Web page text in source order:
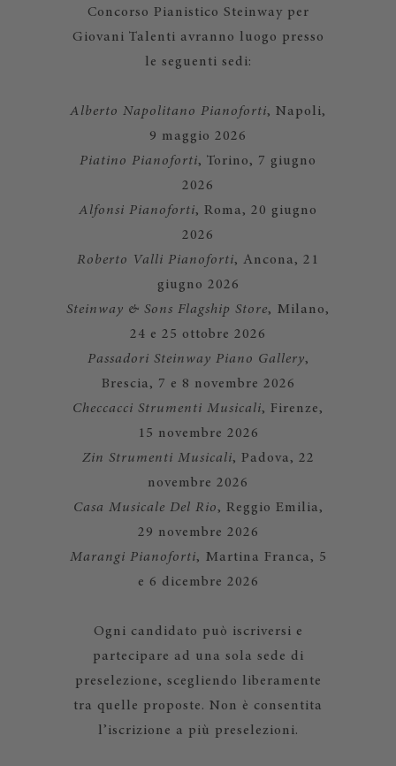
Concorso Pianistico Steinway per
Giovani Talenti avranno luogo presso
le seguenti sedi:
Alberto Napolitano Pianoforti, Napoli,
9 maggio 2026
Piatino Pianoforti, Torino, 7 giugno
2026
Alfonsi Pianoforti, Roma, 20 giugno
2026
Roberto Valli Pianoforti, Ancona, 21
giugno 2026
Steinway & Sons Flagship Store, Milano,
24 e 25 ottobre 2026
Passadori Steinway Piano Gallery,
Brescia, 7 e 8 novembre 2026
Checcacci Strumenti Musicali, Firenze,
15 novembre 2026
Zin Strumenti Musicali, Padova, 22
novembre 2026
Casa Musicale Del Rio, Reggio Emilia,
29 novembre 2026
Marangi Pianoforti, Martina Franca, 5
e 6 dicembre 2026
Ogni candidato può iscriversi e
partecipare ad una sola sede di
preselezione, scegliendo liberamente
tra quelle proposte. Non è consentita
l’iscrizione a più preselezioni.